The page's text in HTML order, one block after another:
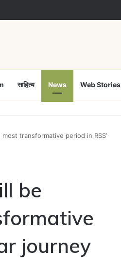
साहित्य News Web Stories
transformative period in RSS’
be
journey